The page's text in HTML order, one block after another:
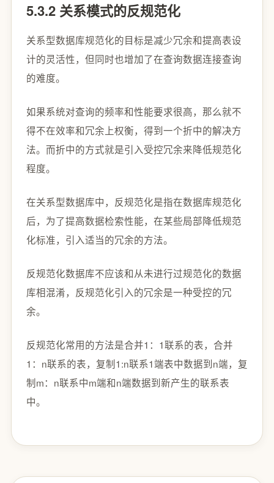
5.3.2 关系模式的反规范化
关系型数据库规范化的目标是减少冗余和提高表设
计的灵活性，但同时也增加了在查询数据连接查询
的难度。
如果系统对查询的频率和性能要求很高，那么就不
得不在效率和冗余上权衡，得到一个折中的解决方
法。而折中的方式就是引入受控冗余来降低规范化
程度。
在关系型数据库中，反规范化是指在数据库规范化
后，为了提高数据检索性能，在某些局部降低规范
化标准，引入适当的冗余的方法。
反规范化数据库不应该和从未进行过规范化的数据
库相混淆，反规范化引入的冗余是一种受控的冗
余。
反规范化常用的方法是合并1：1联系的表，合并
1：n联系的表，复制1:n联系1端表中数据到n端，复
制m：n联系中m端和n端数据到新产生的联系表
中。